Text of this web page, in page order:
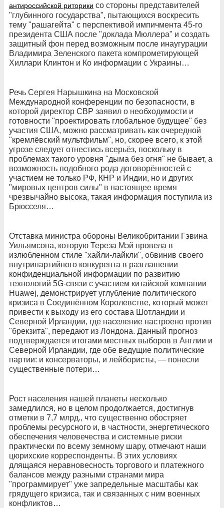
антироссийской риторики со стороны представителей
"глубинного государства", пытающихся воскресить
тему "рашагейта" с перспективой импичмента 45-го
президента США после "доклада Мюллера" и создать
защитный фон перед возможным после инаугурации
Владимира Зеленского пакета компрометирующей
Хиллари Клинтон и Ко информации с Украины…
Речь Сергея Нарышкина на Московской
Международной конференции по безопасности, в
которой директор СВР заявил о необходимости и
готовности "проектировать глобальное будущее" без
участия США, можно рассматривать как очередной
"кремлёвский мульт­фильм", но, скорее всего, к этой
угрозе следует отнестись всерьёз, поскольку в
проблемах такого уровня "дыма без огня" не бывает, а
возможность подобного рода договорённостей с
участием не только РФ, КНР и Индии, но и других
"мировых центров силы" в настоящее время
чрезвычайно высока, такая информация поступила из
Брюсселя…
Отставка министра обороны Великобритании Гэвина
Уильямсона, которую Тереза Мэй провела в
излюбленном стиле "хайли-лайкли", обвинив своего
внутрипартийного конкурента в разглашении
конфиденциальной информации по развитию
технологий 5G-связи с участием китайской компании
Huawej, демонстрирует углубление политического
кризиса в Соединённом Королевстве, который может
привести к выходу из его состава Шотландии и
Северной Ирландии, где население настроено против
"брекзита", передают из Лондона. Данный прогноз
подтверждается итогами местных выборов в Англии и
Северной Ирландии, где обе ведущие политические
партии: и консерваторы, и лейбористы, — понесли
существенные потери…
Рост населения нашей планеты несколько
замедлился, но в целом продолжается, достигнув
отметки в 7,7 млрд., что существенно обостряет
проблемы ресурсного и, в частности, энергетического
обеспечения человечества и системные риски
практически по всему земному шару, отмечают наши
цюрихские корреспонденты. В этих условиях
длящаяся неравновесность торгового и платежного
балансов между разными странами мира
"программирует" уже запредельные масштабы как
грядущего кризиса, так и связанных с ним военных
конфликтов…